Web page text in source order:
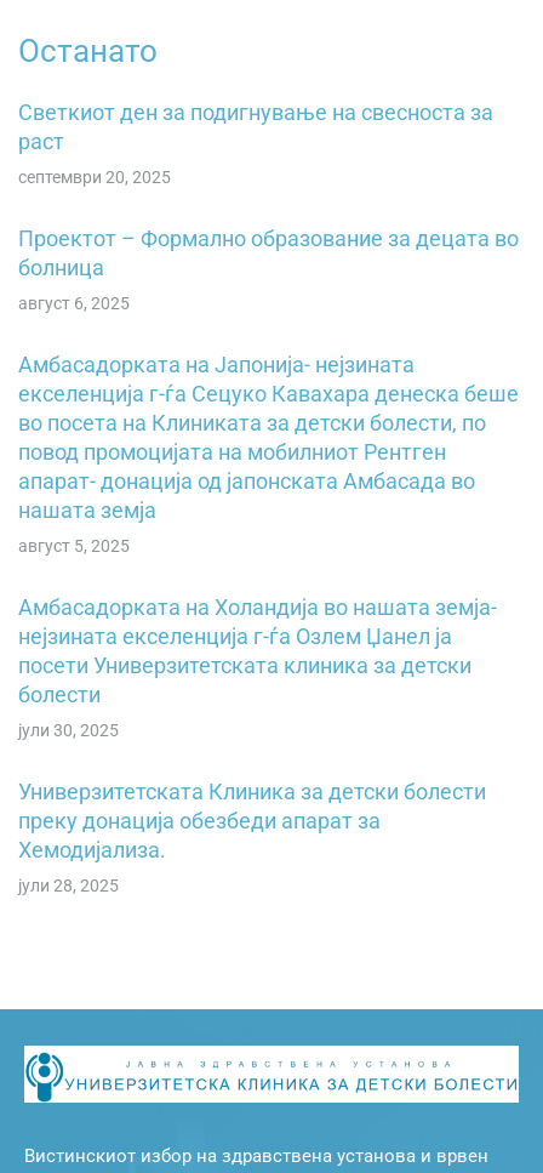
Останато
Светкиот ден за подигнување на свесностa зa
pacт
септември 20, 2025
Проектот – Формално образование за децата во
болница
август 6, 2025
Амбасадорката на Јапонија- нејзината
екселенција г-ѓа Сецуко Кавахара денеска беше
во посета на Клиниката за детски болести, по
повод промоцијата на мобилниот Рентген
апарат- донација од јапонската Амбасада во
нашата земја
август 5, 2025
Амбасадорката на Холандија во нашата земја-
нејзината екселенција г-ѓа Озлем Џанел ја
посети Универзитетската клиника за детски
болести
јули 30, 2025
Универзитетската Клиника за детски болести
преку донација обезбеди апарат за
Хемодијализа.
јули 28, 2025
Вистинскиот избор на здравствена установа и врвен